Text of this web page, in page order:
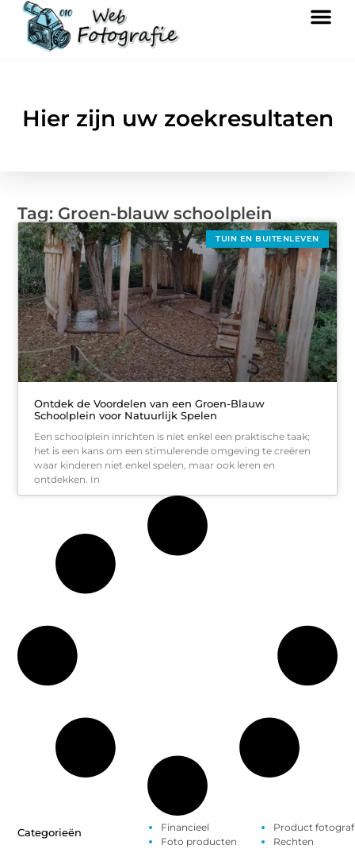
Hier zijn uw zoekresultaten
Tag: Groen-blauw schoolplein
TUIN EN BUITENLEVEN
Ontdek de Voordelen van een Groen-Blauw
Schoolplein voor Natuurlijk Spelen
Een schoolplein inrichten is niet enkel een praktische taak;
het is een kans om een stimulerende omgeving te creëren
waar kinderen niet enkel spelen, maar ook leren en
ontdekken. In
Categorieën
Financieel
Foto producten
Product
Rechten